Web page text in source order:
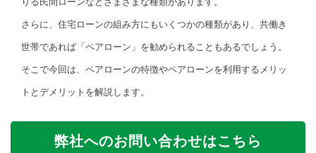
さらに、住宅ローンの組み方にもいくつかの種類があり、共働き
世帯であれば「ペアローン」を勧められることもあるでしょう。
そこで今回は、ペアローンの特徴やペアローンを利用するメリッ
トとデメリットを解説します。
弊社へのお問い合わせはこちら